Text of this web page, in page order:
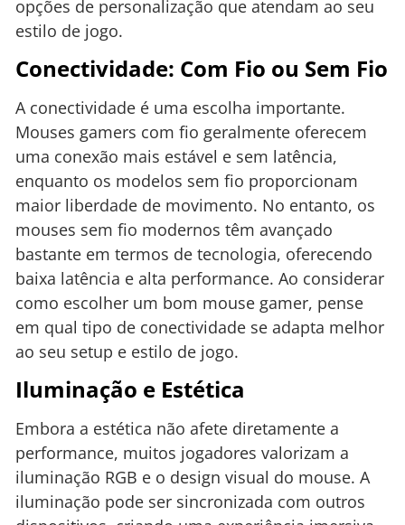
opções de personalização que atendam ao seu
estilo de jogo.
Conectividade: Com Fio ou Sem Fio
A conectividade é uma escolha importante.
Mouses gamers com fio geralmente oferecem
uma conexão mais estável e sem latência,
enquanto os modelos sem fio proporcionam
maior liberdade de movimento. No entanto, os
mouses sem fio modernos têm avançado
bastante em termos de tecnologia, oferecendo
baixa latência e alta performance. Ao considerar
como escolher um bom mouse gamer, pense
em qual tipo de conectividade se adapta melhor
ao seu setup e estilo de jogo.
Iluminação e Estética
Embora a estética não afete diretamente a
performance, muitos jogadores valorizam a
iluminação RGB e o design visual do mouse. A
iluminação pode ser sincronizada com outros